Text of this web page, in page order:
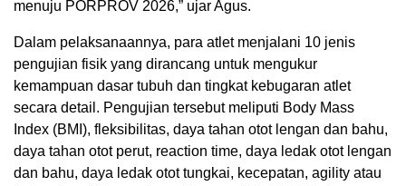
menuju PORPROV 2026,” ujar Agus.
Dalam pelaksanaannya, para atlet menjalani 10 jenis
pengujian fisik yang dirancang untuk mengukur
kemampuan dasar tubuh dan tingkat kebugaran atlet
secara detail. Pengujian tersebut meliputi Body Mass
Index (BMI), fleksibilitas, daya tahan otot lengan dan bahu,
daya tahan otot perut, reaction time, daya ledak otot lengan
dan bahu, daya ledak otot tungkai, kecepatan, agility atau